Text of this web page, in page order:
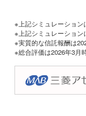
※上記シミュレーション
※上記シミュレーション
※実質的な信託報酬は
※総合評価は2026年3月